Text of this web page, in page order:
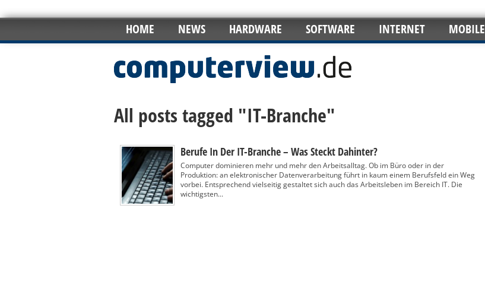
HOME NEWS HARDWARE SOFTWARE INTERNET MOBILE
All posts tagged "IT-Branche"
Berufe In Der IT-Branche – Was Steckt Dahinter?
Computer dominieren mehr und mehr den Arbeitsalltag. Ob im Büro oder in der
Produktion: an elektronischer Datenverarbeitung führt in kaum einem Berufsfeld ein Weg
vorbei. Entsprechend vielseitig gestaltet sich auch das Arbeitsleben im Bereich IT. Die
wichtigsten...